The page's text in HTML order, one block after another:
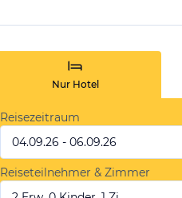
Nur Hotel
Reisezeitraum
04.09.26 - 06.09.26
Reiseteilnehmer & Zimmer